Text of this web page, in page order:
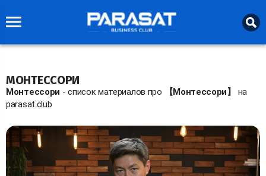
МОНТЕССОРИ
Монтессори - список материалов про 【Монтессори】
на
parasat.club